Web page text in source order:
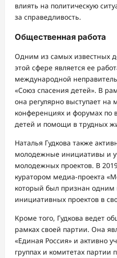
влиять на политическую
за справедливость.
Общественная работа
Одним из самых известных
этой сфере является ее
международной
«Союз спасения детей». В
она регулярно выступает
конференциях и форумах по
детей и помощи в трудных
Наталья Гудкова также
молодежные инициативы и
молодежных проектов. В
куратором медиа-проекта
который был признан
инициативных проектов в
Кроме того, Гудкова ведет
рамках своей партии. Она
«Единая Россия» и активно
группах и комитетах